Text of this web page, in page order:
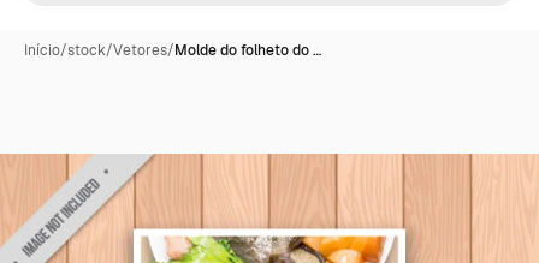
Início/stock/Vetores/Molde do folheto do …